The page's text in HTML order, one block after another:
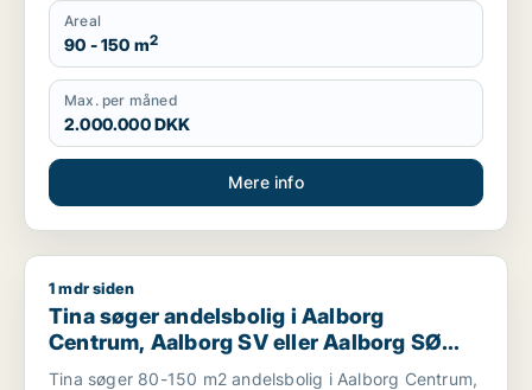
Areal
90 - 150 m2
Max. per måned
2.000.000 DKK
Mere info
Tina søger andelsbolig i Aalborg Centrum, Aalborg SV eller
1 mdr siden
Tina søger andelsbolig i Aalborg
Centrum, Aalborg SV eller Aalborg SØ
m.fl.
Tina søger 80-150 m2 andelsbolig i Aalborg Centrum,